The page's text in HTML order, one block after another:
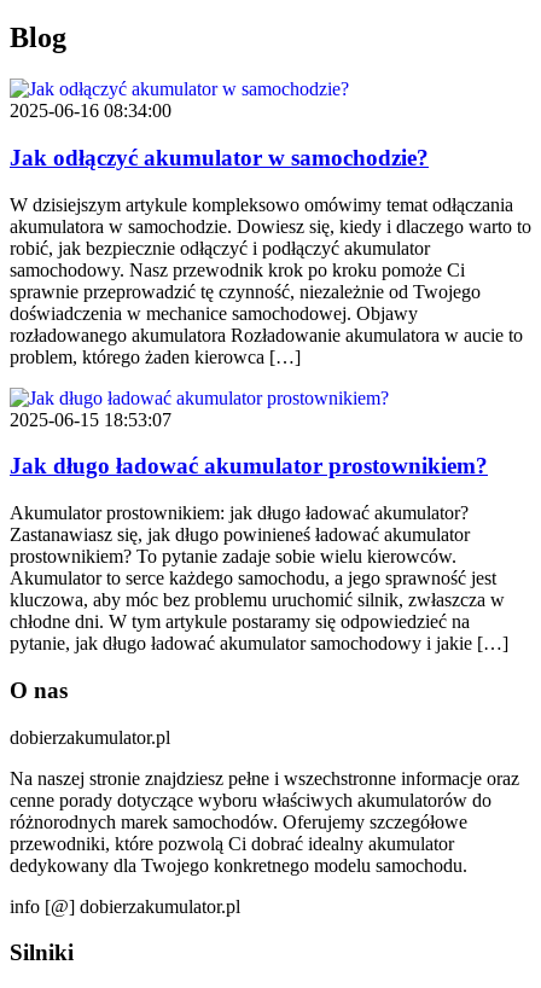
Blog
2025-06-16 08:34:00
Jak odłączyć akumulator w samochodzie?
W dzisiejszym artykule kompleksowo omówimy temat odłączania
akumulatora w samochodzie. Dowiesz się, kiedy i dlaczego warto to
robić, jak bezpiecznie odłączyć i podłączyć akumulator
samochodowy. Nasz przewodnik krok po kroku pomoże Ci
sprawnie przeprowadzić tę czynność, niezależnie od Twojego
doświadczenia w mechanice samochodowej. Objawy
rozładowanego akumulatora Rozładowanie akumulatora w aucie to
problem, którego żaden kierowca […]
2025-06-15 18:53:07
Jak długo ładować akumulator prostownikiem?
Akumulator prostownikiem: jak długo ładować akumulator?
Zastanawiasz się, jak długo powinieneś ładować akumulator
prostownikiem? To pytanie zadaje sobie wielu kierowców.
Akumulator to serce każdego samochodu, a jego sprawność jest
kluczowa, aby móc bez problemu uruchomić silnik, zwłaszcza w
chłodne dni. W tym artykule postaramy się odpowiedzieć na
pytanie, jak długo ładować akumulator samochodowy i jakie […]
O nas
dobierzakumulator.pl
Na naszej stronie znajdziesz pełne i wszechstronne informacje oraz
cenne porady dotyczące wyboru właściwych akumulatorów do
różnorodnych marek samochodów. Oferujemy szczegółowe
przewodniki, które pozwolą Ci dobrać idealny akumulator
dedykowany dla Twojego konkretnego modelu samochodu.
info [@] dobierzakumulator.pl
Silniki